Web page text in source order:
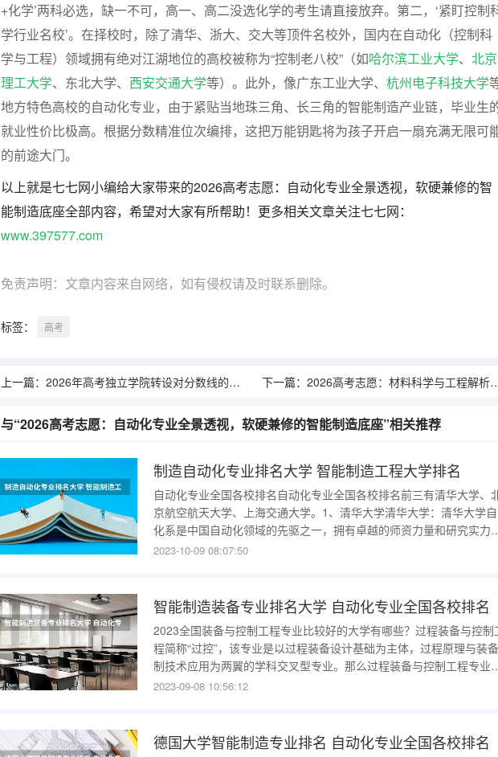
+化学’两科必选，缺一不可，高一、高二没选化学的考生请直接放弃。第二，‘紧盯控制
学行业名校’。在择校时，除了清华、浙大、交大等顶件名校外，国内在自动化（控制科
学与工程）领域拥有绝对江湖地位的高校被称为“控制老八校”（如哈尔滨工业大学、 北京
理工大学、东北大学、 西安交通大学等）。此外，像广东工业大学、 杭州电子科技大学
地方特色高校的自动化专业，由于紧贴当地珠三角、长三角的智能制造产业链，毕业生
就业性价比极高。根据分数精准位次编排，这把万能钥匙将为孩子开启一扇充满无限可
的前途大门。
以上就是七七网小编给大家带来的2026高考志愿：自动化专业全景透视，软硬兼修的智
能制造底座全部内容，希望对大家有所帮助！更多相关文章关注七七网：
www.397577.com
免责声明：文章内容来自网络，如有侵权请及时联系删除。
标签： 高考
上一篇： 2026年高考独立学院转设对分数线的影响 下一篇： 2026高考志愿：材料科学与工程解析，先进材料风口下的择校风向标
与“2026高考志愿：自动化专业全景透视，软硬兼修的智能制造底座”相关推荐
制造自动化专业排名大学 智能制造工程大学排名
自动化专业全国各校排名自动化专业全国各校排名前三有清华大学、
京航空航天大学、上海交通大学。1、清华大学清华大学：清华大学
化系是中国自动化领域的先驱之一，拥有卓越的师资力量和研究实力
其自动化专业在国内外享有很高的声誉，培养出了大量优秀的自动化工
2023-10-09 08:07:50
智能制造装备专业排名大学 自动化专业全国各校排名
2023全国装备与控制工程专业比较好的大学有哪些？过程装备与控制
程简称“过控”，该专业是以过程装备设计基础为主体，过程原理与装
制技术应用为两翼的学科交叉型专业。那么过程装备与控制工程专业
所学校好呢？我们整理了全国过程装备与控制工程专业十大名校及其排
东大学等。
2023-09-08 10:56:12
德国大学智能制造专业排名 自动化专业全国各校排名